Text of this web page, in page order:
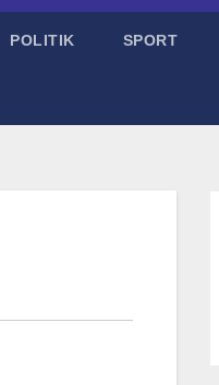
POLITIK SPORT